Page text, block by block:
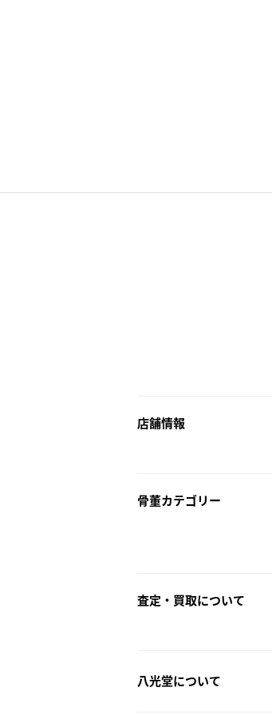
店舗情報
骨董カテゴリー
査定・買取について
八光堂について